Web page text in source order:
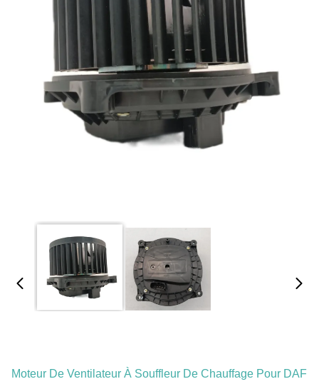
Moteur De Ventilateur À Souffleur De Chauffage Pour DAF